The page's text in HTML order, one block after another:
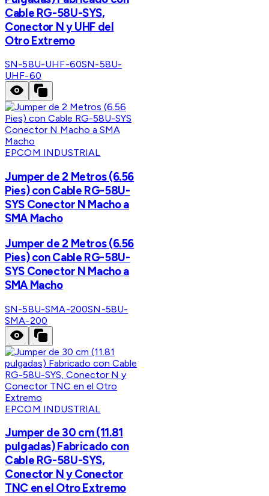
Cable RG-58U-SYS,
Conector N y UHF del
Otro Extremo
SN-58U-UHF-60SN-58U-
UHF-60
EPCOM INDUSTRIAL
Jumper de 2 Metros (6.56
Pies) con Cable RG-58U-
SYS Conector N Macho a
SMA Macho
Jumper de 2 Metros (6.56
Pies) con Cable RG-58U-
SYS Conector N Macho a
SMA Macho
SN-58U-SMA-200SN-58U-
SMA-200
EPCOM INDUSTRIAL
Jumper de 30 cm (11.81
pulgadas) Fabricado con
Cable RG-58U-SYS,
Conector N y Conector
TNC en el Otro Extremo